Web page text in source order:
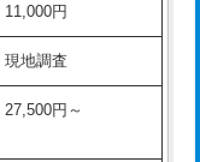
38,500円
現場見積
16,500円
16,500円
16,500円
11,000円
現地調査
27,500円～